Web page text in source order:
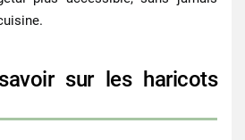
sur les haricots